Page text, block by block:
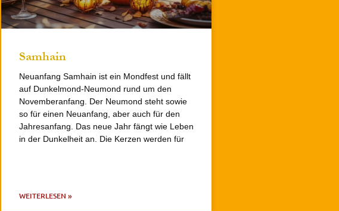
Samhain
Neuanfang Samhain ist ein Mondfest und fällt
auf Dunkelmond-Neumond rund um den
Novemberanfang. Der Neumond steht sowie
so für einen Neuanfang, aber auch für den
Jahresanfang. Das neue Jahr fängt wie Leben
in der Dunkelheit an. Die Kerzen werden für
WEITERLESEN »